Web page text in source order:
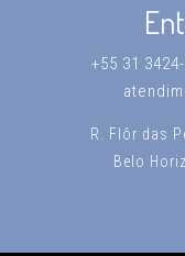
+55 31
R. Flôr das
Belo